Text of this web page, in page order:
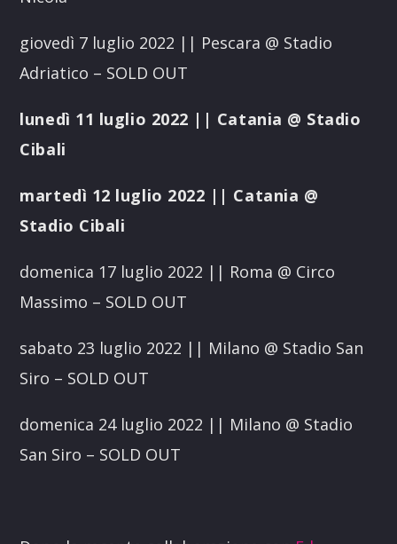
giovedì 7 luglio 2022 || Pescara @ Stadio
Adriatico – SOLD OUT
lunedì 11 luglio 2022 || Catania @ Stadio
Cibali
martedì 12 luglio 2022 || Catania @
Stadio Cibali
domenica 17 luglio 2022 || Roma @ Circo
Massimo – SOLD OUT
sabato 23 luglio 2022 || Milano @ Stadio San
Siro – SOLD OUT
domenica 24 luglio 2022 || Milano @ Stadio
San Siro – SOLD OUT